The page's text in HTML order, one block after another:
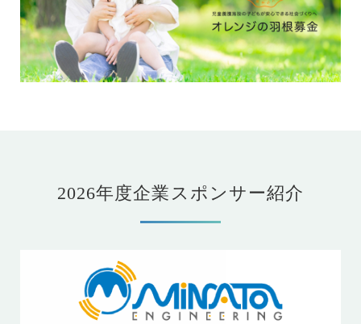
2026年度企業スポンサー紹介